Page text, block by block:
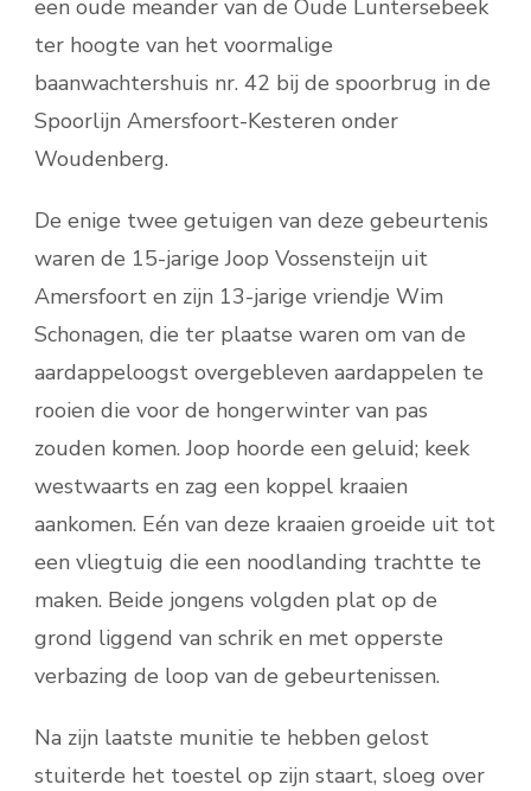
een oude meander van de Oude Luntersebeek
ter hoogte van het voormalige
baanwachtershuis nr. 42 bij de spoorbrug in de
Spoorlijn Amersfoort-Kesteren onder
Woudenberg.
De enige twee getuigen van deze gebeurtenis
waren de 15-jarige Joop Vossensteijn uit
Amersfoort en zijn 13-jarige vriendje Wim
Schonagen, die ter plaatse waren om van de
aardappeloogst overgebleven aardappelen te
rooien die voor de hongerwinter van pas
zouden komen. Joop hoorde een geluid; keek
westwaarts en zag een koppel kraaien
aankomen. Eén van deze kraaien groeide uit tot
een vliegtuig die een noodlanding trachtte te
maken. Beide jongens volgden plat op de
grond liggend van schrik en met opperste
verbazing de loop van de gebeurtenissen.
Na zijn laatste munitie te hebben gelost
stuiterde het toestel op zijn staart, sloeg over